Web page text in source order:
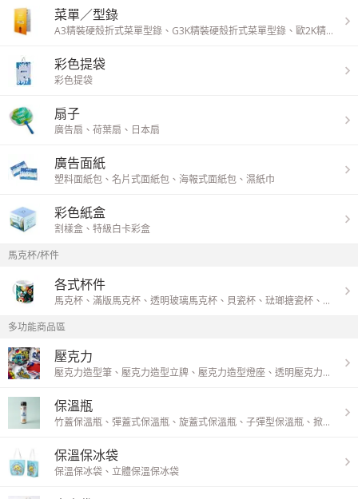
菜單／型錄
A3精裝硬殼折式菜單型錄 、 G3K精裝硬殼折式菜單型錄 、 歐2K精裝硬殼折式菜單型錄
彩色提袋
彩色提袋
扇子
廣告扇 、 荷葉扇 、 日本扇
廣告面紙
塑料面紙包 、 名片式面紙包 、 海報式面紙包 、 濕紙巾
彩色紙盒
割樣盒 、 特級白卡彩盒
馬克杯/杯件
各式杯件
馬克杯 、 滿版馬克杯 、 透明玻璃馬克杯 、 貝瓷杯 、 琺瑯搪瓷杯 、 保溫杯
多功能商品區
壓克力
壓克力造型筆 、 壓克力造型立牌 、 壓克力造型燈座 、 透明壓克力造型別針
保溫瓶
竹蓋保溫瓶 、 彈蓋式保溫瓶 、 旋蓋式保溫瓶 、 子彈型保溫瓶 、 掀蓋式保溫瓶
保溫保冰袋
保溫保冰袋 、 立體保溫保冰袋